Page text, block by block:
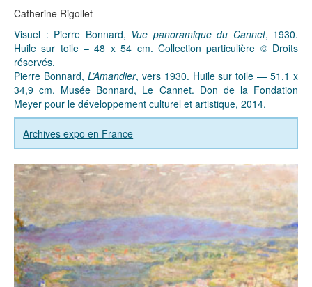
Catherine Rigollet
Visuel : Pierre Bonnard, Vue panoramique du Cannet, 1930.
Huile sur toile – 48 x 54 cm. Collection particulière © Droits
réservés.
Pierre Bonnard, L’Amandier, vers 1930. Huile sur toile — 51,1 x
34,9 cm. Musée Bonnard, Le Cannet. Don de la Fondation
Meyer pour le développement culturel et artistique, 2014.
Archives expo en France